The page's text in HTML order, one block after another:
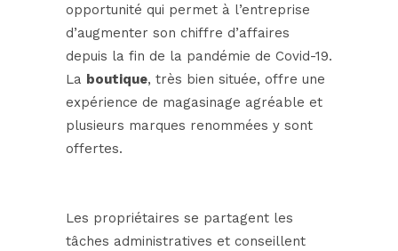
opportunité qui permet à l’entreprise
d’augmenter son chiffre d’affaires
depuis la fin de la pandémie de Covid-19.
La boutique, très bien située, offre une
expérience de magasinage agréable et
plusieurs marques renommées y sont
offertes.
Les propriétaires se partagent les
tâches administratives et conseillent